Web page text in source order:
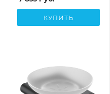
КУПИТЬ